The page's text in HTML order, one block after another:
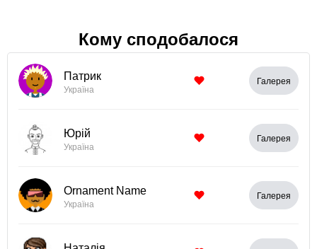
Кому сподобалося
Патрик
Україна
Галерея
Юрій
Україна
Галерея
Ornament Name
Україна
Галерея